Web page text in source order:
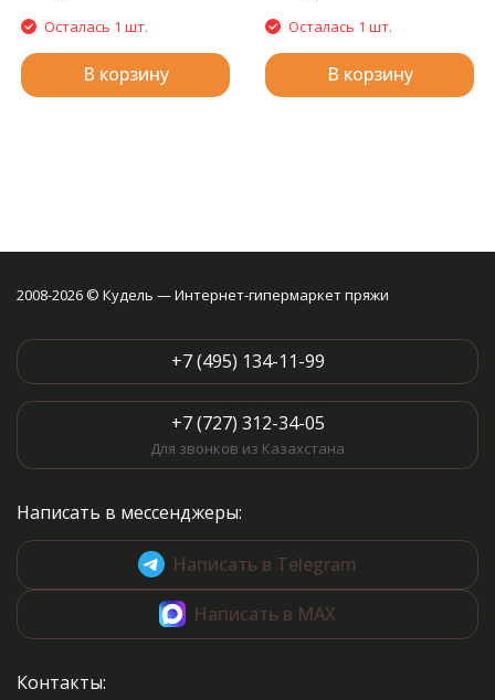
Осталась 1 шт.
В корзину
Осталась 1 шт.
В корзину
2008-2026 © Кудель — Интернет-гипермаркет пряжи
+7 (495) 134-11-99
+7 (727) 312-34-05
Для звонков из Казахстана
Написать в мессенджеры:
Написать в Telegram
Написать в MAX
Контакты: